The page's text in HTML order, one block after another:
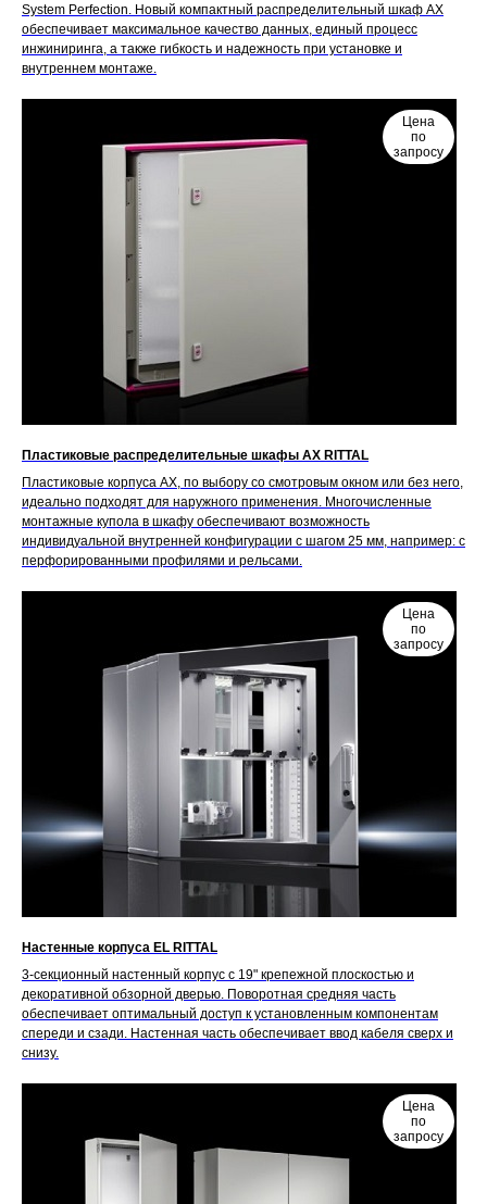
System Perfection. Новый компактный распределительный шкаф AX
обеспечивает максимальное качество данных, единый процесс
инжиниринга, а также гибкость и надежность при установке и
внутреннем монтаже.
Цена
по
запросу
Пластиковые распределительные шкафы AX RITTAL
Пластиковые корпуса AX, по выбору со смотровым окном или без него,
идеально подходят для наружного применения. Многочисленные
монтажные купола в шкафу обеспечивают возможность
индивидуальной внутренней конфигурации с шагом 25 мм, например: с
перфорированными профилями и рельсами.
Цена
по
запросу
Настенные корпуса EL RITTAL
3-секционный настенный корпус с 19" крепежной плоскостью и
декоративной обзорной дверью. Поворотная средняя часть
обеспечивает оптимальный доступ к установленным компонентам
спереди и сзади. Настенная часть обеспечивает ввод кабеля сверх и
снизу.
Цена
по
запросу